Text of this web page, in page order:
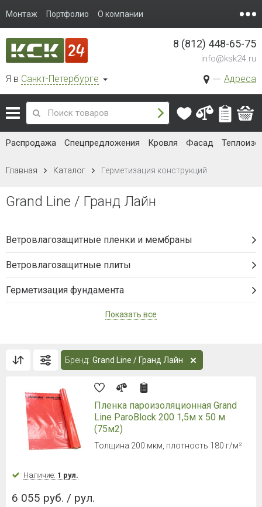
Монтаж Портфолио О компании
Я в Санкт-Петербурге Адреса
8 (812) 448-65-75
info@ksk24.ru
Распродажа Спецпредложения Кровля Фасад
Главная Каталог Герметизация конструкций
Grand Line / Гранд Лайн
Ветровлагозащитные пленки и мембраны
Ветровлагозащитные плиты
Герметизация фундамента
Показать все
Бренд: Grand Line / Гранд Лайн
Пленка пароизоляционная Grand
Line ParoBlock 200 1,5м х 50 м
(75м2)
Толщина 200 мкм, плотность 180 г/м²
Наличие: 1 рул.
6 055 руб. / рул.